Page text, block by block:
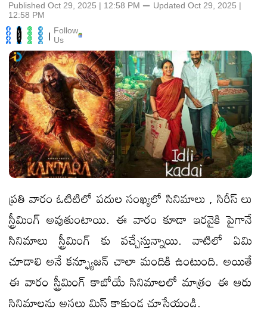
Published Oct 29, 2025 | 12:58 PM ⚊ Updated Oct 29, 2025 |
12:58 PM
| Follow
Us
ప్రతి వారం ఓటిటిలో పదుల సంఖ్యలో సినిమాలు , సిరీస్ లు
స్ట్రీమింగ్ అవుతుంటాయి. ఈ వారం కూడా ఇరవైకి పైగానే
సినిమాలు స్ట్రీమింగ్ కు వచ్చేస్తున్నాయి. వాటిలో ఏమి
చూడాలి అనే కన్ఫ్యూజన్ చాలా మందికి ఉంటుంది. అయితే
ఈ వారం స్ట్రీమింగ్ కాబోయే సినిమాలలో మాత్రం ఈ ఆరు
సినిమాలను అసలు మిస్ కాకుండ చూసేయండి.